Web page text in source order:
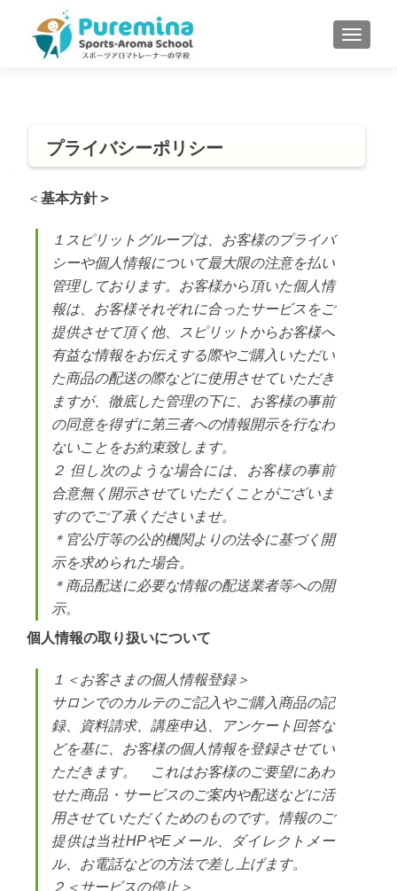
MENU
プライバシーポリシー
＜ 基本方針＞
１スピリットグループは、お客様のプライバ
シーや個人情報について最大限の注意を払い
管理しております。お客様から頂いた個人情
報は、お客様それぞれに合ったサービスをご
提供させて頂く他、スピリットからお客様へ
有益な情報をお伝えする際やご購入いただい
た商品の配送の際などに使用させていただき
ますが、徹底した管理の下に、お客様の事前
の同意を得ずに第三者への情報開示を行なわ
ないことをお約束致します。
２ 但し次のような場合には、お客様の事前
合意無く開示させていただくことがございま
すのでご了承くださいませ。
＊官公庁等の公的機関よりの法令に基づく開
示を求められた場合。
＊商品配送に必要な情報の配送業者等への開
示。
個人情報の取り扱いについて
１＜お客さまの個人情報登録＞
サロンでのカルテのご記入やご購入商品の記
録、資料請求、講座申込、アンケート回答な
どを基に、お客様の個人情報を登録させてい
ただきます。 これはお客様のご要望にあわ
せた商品・サービスのご案内や配送などに活
用させていただくためのものです。情報のご
提供は当社HPやEメール、ダイレクトメー
ル、お電話などの方法で差し上げます。
２＜サービスの停止＞